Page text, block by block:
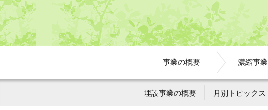
事業の概要 濃縮事業
埋設事業の概要 月別トピックス